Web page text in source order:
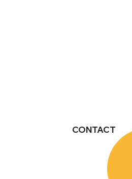
CONTACT